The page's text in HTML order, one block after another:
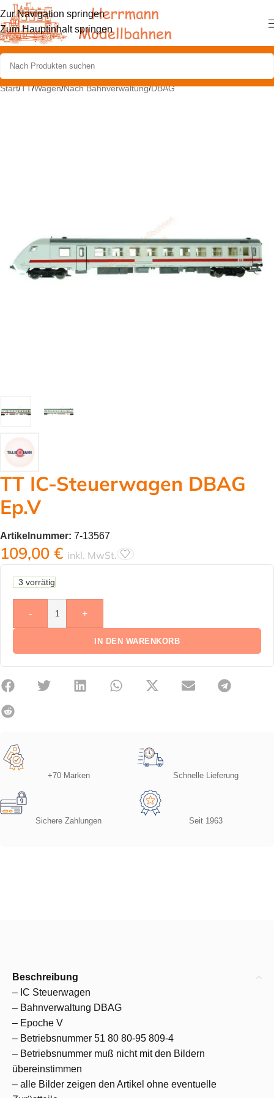
Zur Navigation springen
Zum Hauptinhalt springen
Start/TT/Wagen/Nach Bahnverwaltung/DBAG
TT IC-Steuerwagen DBAG
Ep.V
Artikelnummer: 7-13567
109,00 € inkl. MwSt.
3 vorrätig
- +
IN DEN WARENKORB
+70 Marken Schnelle Lieferung
Sichere Zahlungen Seit 1963
Beschreibung
– IC Steuerwagen
– Bahnverwaltung DBAG
– Epoche V
– Betriebsnummer 51 80 80-95 809-4
– Betriebsnummer muß nicht mit den Bildern
übereinstimmen
– alle Bilder zeigen den Artikel ohne eventuelle